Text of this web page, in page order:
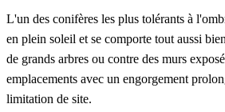
L'un des conifères les plus tolérants à
en plein soleil et se comporte tout aussi
de grands arbres ou contre des murs
emplacements avec un engorgement
limitation de site.